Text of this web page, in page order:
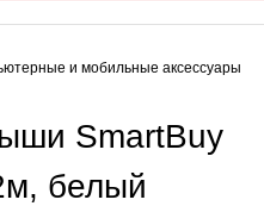
и мобильные аксессуары
SmartBuy
белый